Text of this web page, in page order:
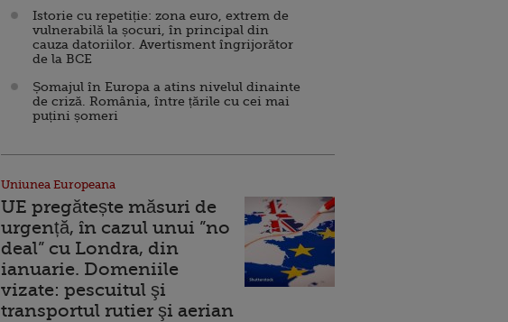
Istorie cu repetiție: zona euro, extrem de
vulnerabilă la șocuri, în principal din
cauza datoriilor. Avertisment îngrijorător
de la BCE
Șomajul în Europa a atins nivelul dinainte
de criză. România, între țările cu cei mai
puțini șomeri
Uniunea Europeana
UE pregătește măsuri de
urgență, în cazul unui ”no
deal” cu Londra, din
ianuarie. Domeniile
vizate: pescuitul şi
transportul rutier şi aerian